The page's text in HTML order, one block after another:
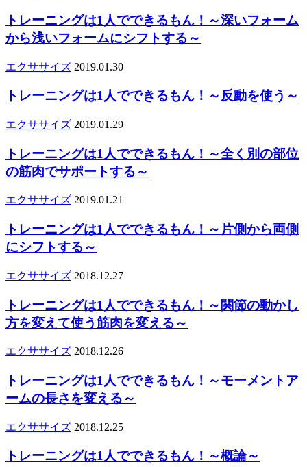
トレーニングは1人でできるもん！～深いフォーム
から浅いフォームにシフトする～
エクササイズ 2019.01.30
トレーニングは1人でできるもん！～反動を使う～
エクササイズ 2019.01.29
トレーニングは1人でできるもん！～全く別の部位
の筋肉でサポートする～
エクササイズ 2019.01.21
トレーニングは1人でできるもん！～片側から両側
にシフトする～
エクササイズ 2018.12.27
トレーニングは1人でできるもん！～関節の動かし
方を変えて使う筋肉を変える～
エクササイズ 2018.12.26
トレーニングは1人でできるもん！～モーメントア
ームの長さを変える～
エクササイズ 2018.12.25
トレーニングは1人でできるもん！～概論～